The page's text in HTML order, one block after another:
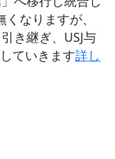
なりますが、
き継ぎ、USJ与
ていきます詳し